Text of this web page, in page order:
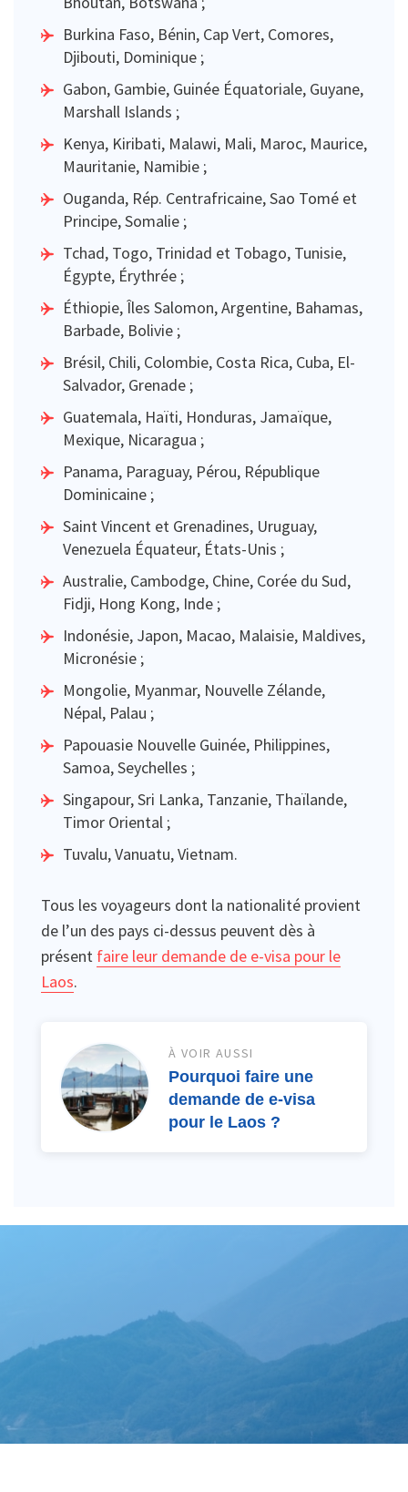
Burkina Faso, Bénin, Cap Vert, Comores,
Djibouti, Dominique ;
Gabon, Gambie, Guinée Équatoriale, Guyane,
Marshall Islands ;
Kenya, Kiribati, Malawi, Mali, Maroc, Maurice,
Mauritanie, Namibie ;
Ouganda, Rép. Centrafricaine, Sao Tomé et
Principe, Somalie ;
Tchad, Togo, Trinidad et Tobago, Tunisie,
Égypte, Érythrée ;
Éthiopie, Îles Salomon, Argentine, Bahamas,
Barbade, Bolivie ;
Brésil, Chili, Colombie, Costa Rica, Cuba, El-
Salvador, Grenade ;
Guatemala, Haïti, Honduras, Jamaïque,
Mexique, Nicaragua ;
Panama, Paraguay, Pérou, République
Dominicaine ;
Saint Vincent et Grenadines, Uruguay,
Venezuela Équateur, États-Unis ;
Australie, Cambodge, Chine, Corée du Sud,
Fidji, Hong Kong, Inde ;
Indonésie, Japon, Macao, Malaisie, Maldives,
Micronésie ;
Mongolie, Myanmar, Nouvelle Zélande,
Népal, Palau ;
Papouasie Nouvelle Guinée, Philippines,
Samoa, Seychelles ;
Singapour, Sri Lanka, Tanzanie, Thaïlande,
Timor Oriental ;
Tuvalu, Vanuatu, Vietnam.
Tous les voyageurs dont la nationalité provient
de l’un des pays ci-dessus peuvent dès à
présent faire leur demande de e-visa pour le
Laos.
À VOIR AUSSI
Pourquoi faire une
demande de e-visa
pour le Laos ?